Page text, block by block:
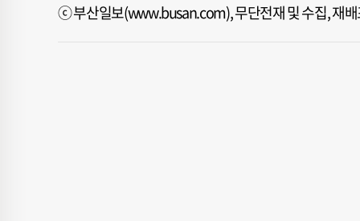
ⓒ 부산일보(www.busan.com), 무단전재 및 수집, 재